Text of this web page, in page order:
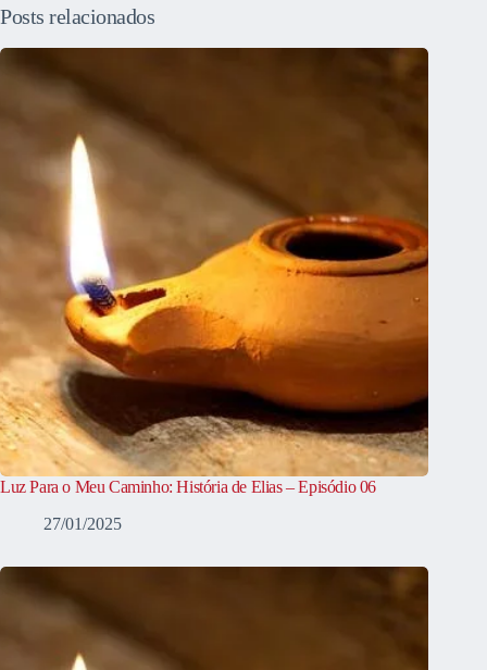
Posts relacionados
Luz Para o Meu Caminho: História de Elias – Episódio 06
27/01/2025